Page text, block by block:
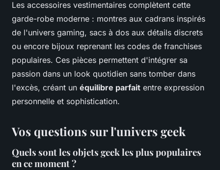
Les accessoires vestimentaires complètent cette
garde-robe moderne : montres aux cadrans inspirés
de l'univers gaming, sacs à dos aux détails discrets
ou encore bijoux reprenant les codes de franchises
populaires. Ces pièces permettent d'intégrer sa
passion dans un look quotidien sans tomber dans
l'excès, créant un équilibre parfait entre expression
personnelle et sophistication.
Vos questions sur l'univers geek
Quels sont les objets geek les plus populaires
en ce moment ?